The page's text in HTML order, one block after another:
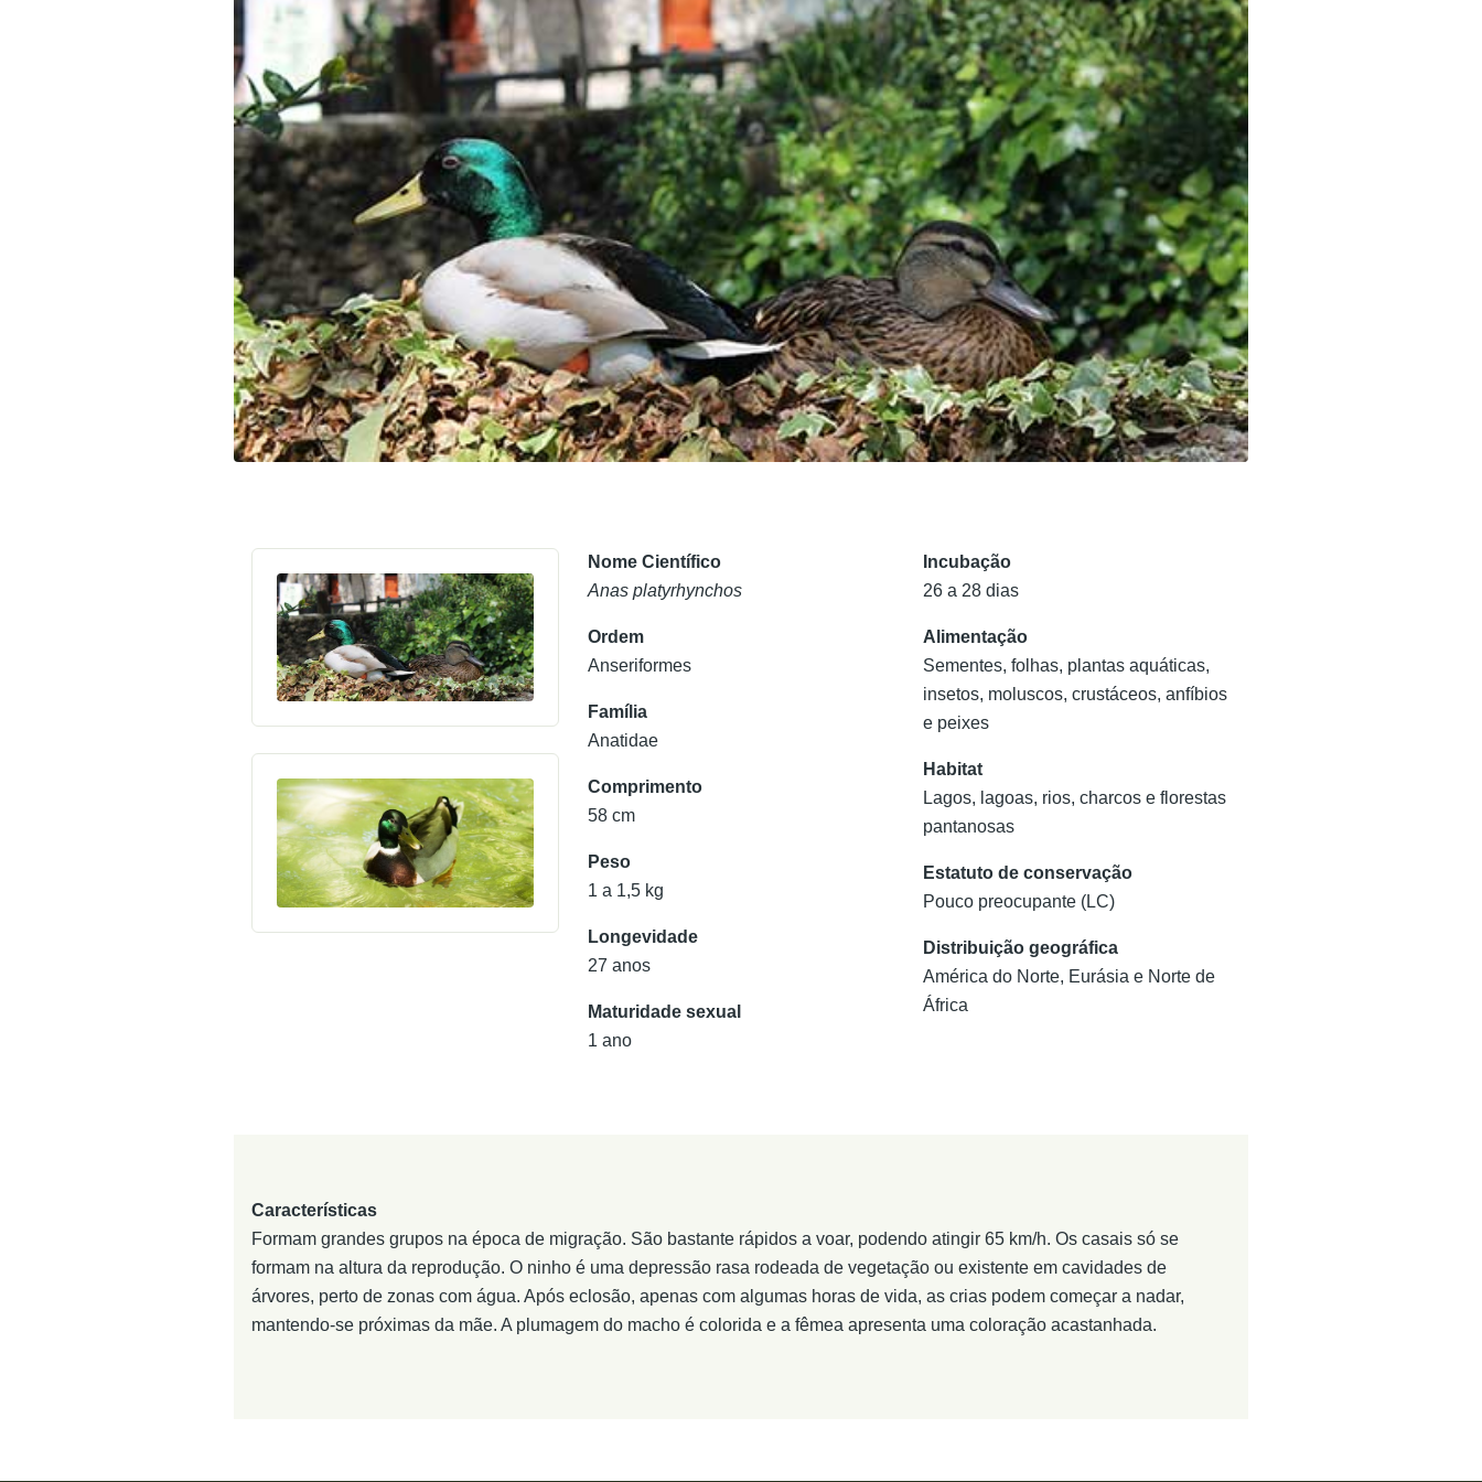
Nome Científico
Anas platyrhynchos
Ordem
Anseriformes
Família
Anatidae
Comprimento
58 cm
Peso
1 a 1,5 kg
Longevidade
27 anos
Maturidade sexual
1 ano
Incubação
26 a 28 dias
Alimentação
Sementes, folhas, plantas aquáticas,
insetos, moluscos, crustáceos, anfíbios
e peixes
Habitat
Lagos, lagoas, rios, charcos e florestas
pantanosas
Estatuto de conservação
Pouco preocupante (LC)
Distribuição geográfica
América do Norte, Eurásia e Norte de
África
Características
Formam grandes grupos na época de migração. São bastante rápidos a voar, podendo atingir 65 km/h. Os casais só se
formam na altura da reprodução. O ninho é uma depressão rasa rodeada de vegetação ou existente em cavidades de
árvores, perto de zonas com água. Após eclosão, apenas com algumas horas de vida, as crias podem começar a nadar,
mantendo-se próximas da mãe. A plumagem do macho é colorida e a fêmea apresenta uma coloração acastanhada.